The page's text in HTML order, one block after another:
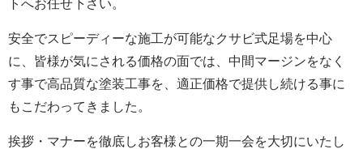
トへお任せ下さい。
安全でスピーディーな施工が可能なクサビ式足場を中心
に、皆様が気にされる価格の面では、中間マージンをなく
す事で高品質な塗装工事を、適正価格で提供し続ける事に
もこだわってきました。
挨拶・マナーを徹底しお客様との一期一会を大切にいたし